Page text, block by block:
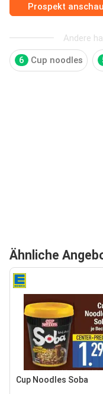
Prospekt
Andere
6 Cup noodles
Ähnliche
Cup Noodles Soba